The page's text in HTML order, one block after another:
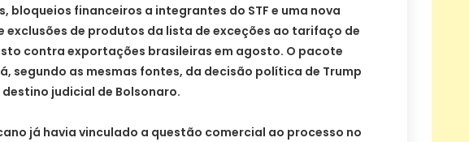
bloqueios financeiros a integrantes do STF e uma nova
exclusões de produtos da lista de exceções ao tarifaço de
contra exportações brasileiras em agosto. O pacote
segundo as mesmas fontes, da decisão política de Trump
judicial de Bolsonaro.
já havia vinculado a questão comercial ao processo no